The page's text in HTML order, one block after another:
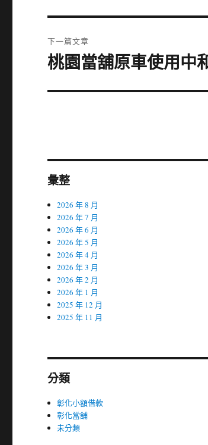
篇
章:
下一篇文章
下
篇
桃園當舖原車使用中
彙整
2026 年 8 月
2026 年 7 月
2026 年 6 月
2026 年 5 月
2026 年 4 月
2026 年 3 月
2026 年 2 月
2026 年 1 月
2025 年 12 月
2025 年 11 月
分類
彰化小額借款
彰化當舖
未分類